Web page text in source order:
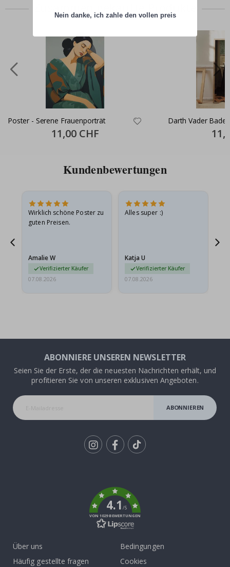
Poster - Serene Frauenporträt
Special
Price
11,00 CHF
Darth Vader
Price
Kundenbewertungen
Wirklich schöne Poster zu
guten Preisen.
Amalie W
Verifizierter Käufer
07.08.2026
Alles super :)
Katja U
Verifizierter Käufer
07.08.2026
ABONNIERE UNSEREN NEWSLETTER
Seien Sie der Erste, der die neuesten Nachrichten erhält, und
profitieren Sie von unseren exklusiven Angeboten.
ABONNIEREN
4.1/5
VON 1029 BEWERTUNGEN
Über uns
Häufig gestellte fragen
Bedingungen
Cookies
Nein danke, ich zahle den vollen preis